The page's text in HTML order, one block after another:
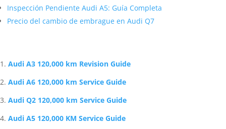
Inspección Pendiente Audi A5: Guía Completa
Precio del cambio de embrague en Audi Q7
Audi A3 120,000 km Revision Guide
Audi A6 120,000 km Service Guide
Audi Q2 120,000 km Service Guide
Audi A5 120,000 KM Service Guide